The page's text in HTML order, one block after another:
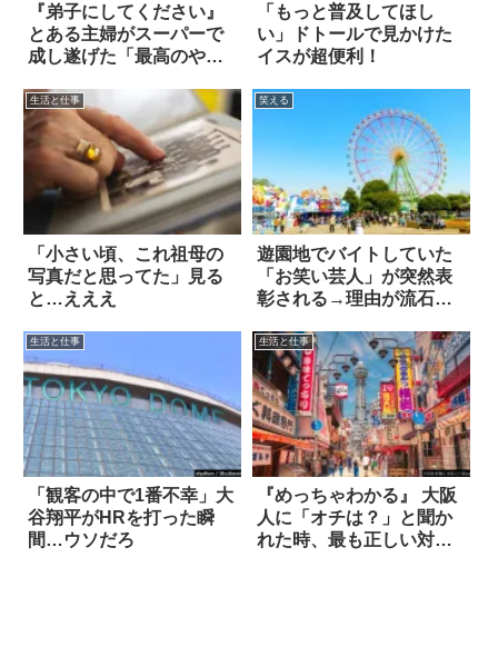
『弟子にしてください』
とある主婦がスーパーで
成し遂げた「最高のや
「もっと普及してほし
い」ドトールで見かけた
イスが超便利！
生活と仕事
「小さい頃、これ祖母の
写真だと思ってた」見る
と…えええ
笑える
遊園地でバイトしていた
「お笑い芸人」が突然表
彰される→理由が流石だ
生活と仕事
「観客の中で1番不幸」大
谷翔平がHRを打った瞬
間…ウソだろ
生活と仕事
『めっちゃわかる』 大阪
人に「オチは？」と聞か
れた時、最も正しい対応